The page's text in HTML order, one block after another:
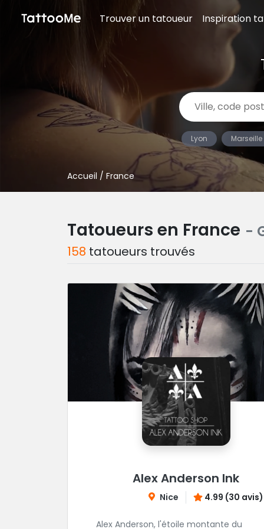
Trouver un tatoueur Inspiration
Lyon Marseille
Accueil / France
Tatoueurs en France -
158 tatoueurs trouvés
Alex Anderson Ink
Nice 4.99 (30 avis)
Alex Anderson, l'étoile montante du